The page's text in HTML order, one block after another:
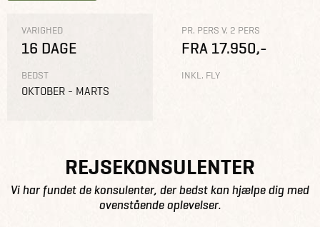
VARIGHED
16 DAGE
BEDST
OKTOBER - MARTS
PR. PERS V. 2 PERS
FRA 17.950,-
INKL. FLY
REJSEKONSULENTER
Vi har fundet de konsulenter, der bedst kan hjælpe dig med
ovenstående oplevelser.